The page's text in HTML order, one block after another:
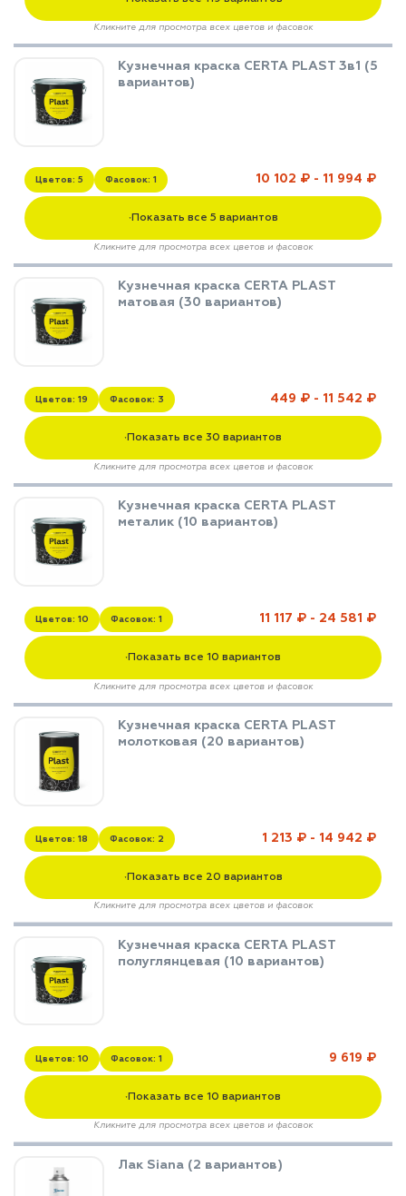
Кликните для просмотра всех цветов и фасовок
Кузнечная краска CERTA PLAST 3в1 (5
вариантов)
Цветов: 5 Фасовок: 1 10 102 ₽ - 11 994 ₽
▼Показать все 5 вариантов
Кликните для просмотра всех цветов и фасовок
Кузнечная краска CERTA PLAST
матовая (30 вариантов)
Цветов: 19 Фасовок: 3 449 ₽ - 11 542 ₽
▼Показать все 30 вариантов
Кликните для просмотра всех цветов и фасовок
Кузнечная краска CERTA PLAST
металик (10 вариантов)
Цветов: 10 Фасовок: 1 11 117 ₽ - 24 581 ₽
▼Показать все 10 вариантов
Кликните для просмотра всех цветов и фасовок
Кузнечная краска CERTA PLAST
молотковая (20 вариантов)
Цветов: 18 Фасовок: 2 1 213 ₽ - 14 942 ₽
▼Показать все 20 вариантов
Кликните для просмотра всех цветов и фасовок
Кузнечная краска CERTA PLAST
полуглянцевая (10 вариантов)
Цветов: 10 Фасовок: 1 9 619 ₽
▼Показать все 10 вариантов
Кликните для просмотра всех цветов и фасовок
Лак Siana (2 вариантов)